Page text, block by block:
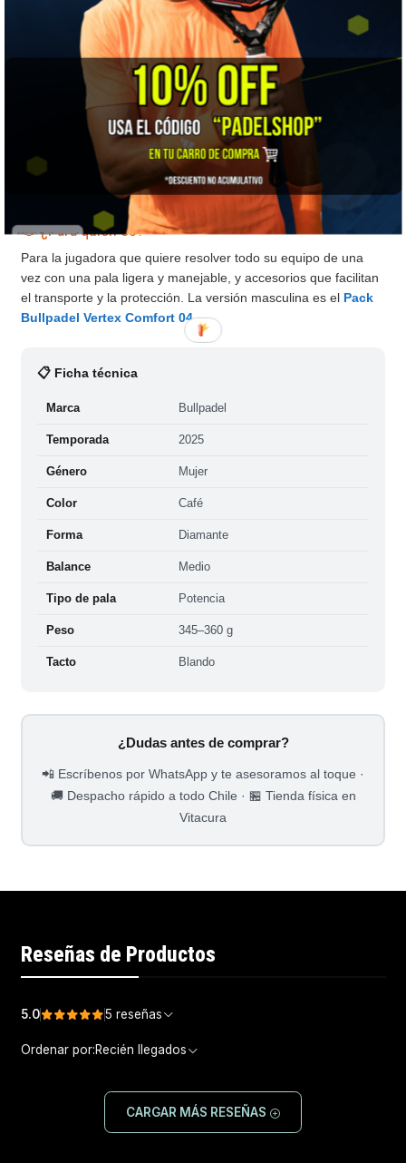
👍 LO MEJOR
Solución integral con estética cuidada: pala polivalente y ágil,
mochila, protector y overgrip. Excelente como regalo.
⚠️ A TENER EN CUENTA
La pala prioriza agilidad y manejo: quien busque pegada bruta
preferirá una diamante de balance alto.
🎯 ¿Para quién es?
Para la jugadora que quiere resolver todo su equipo de una
vez con una pala ligera y manejable, y accesorios que facilitan
el transporte y la protección. La versión masculina es el Pack
Bullpadel Vertex Comfort 04.
📋 Ficha técnica
Marca Bullpadel
Temporada 2025
Género Mujer
Color Café
Forma Diamante
Balance Medio
Tipo de pala Potencia
Peso 345–360 g
Tacto Blando
¿Dudas antes de comprar?
📲 Escríbenos por WhatsApp y te asesoramos al toque ·
🚚 Despacho rápido a todo Chile · 🏪 Tienda física en
Vitacura
Reseñas de Productos
5.0 5 reseñas
Ordenar por:Recién llegados
CARGAR MÁS RESEÑAS